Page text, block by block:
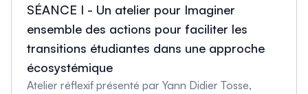
SÉANCE I - Un atelier pour Imaginer
ensemble des actions pour faciliter les
transitions étudiantes dans une approche
écosystémique
Atelier réflexif présenté par Yann Didier Tosse,